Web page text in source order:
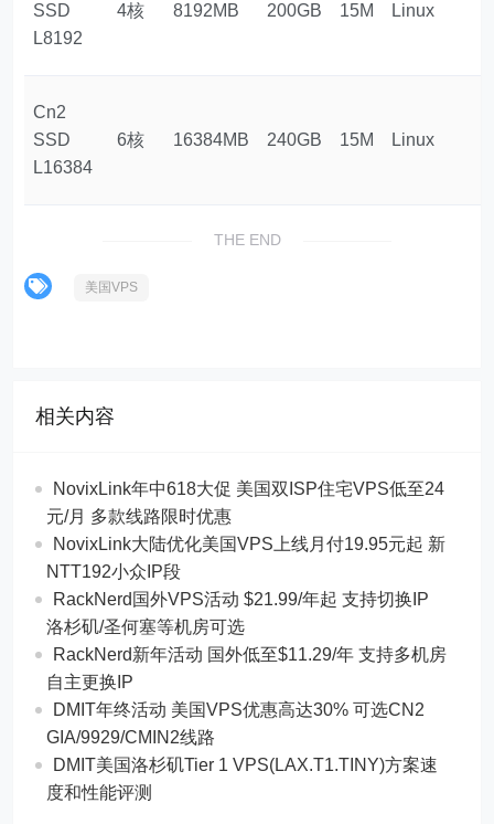
SSD
L8192
4核 8192MB 200GB 15M Linux
Cn2
SSD
L16384
6核 16384MB 240GB 15M Linux
THE END
美国VPS
相关内容
NovixLink年中618大促 美国双ISP住宅VPS低至24
元/月 多款线路限时优惠
NovixLink大陆优化美国VPS上线月付19.95元起 新
NTT192小众IP段
RackNerd国外VPS活动 $21.99/年起 支持切换IP
洛杉矶/圣何塞等机房可选
RackNerd新年活动 国外低至$11.29/年 支持多机房
自主更换IP
DMIT年终活动 美国VPS优惠高达30% 可选CN2
GIA/9929/CMIN2线路
DMIT美国洛杉矶Tier 1 VPS(LAX.T1.TINY)方案速
度和性能评测